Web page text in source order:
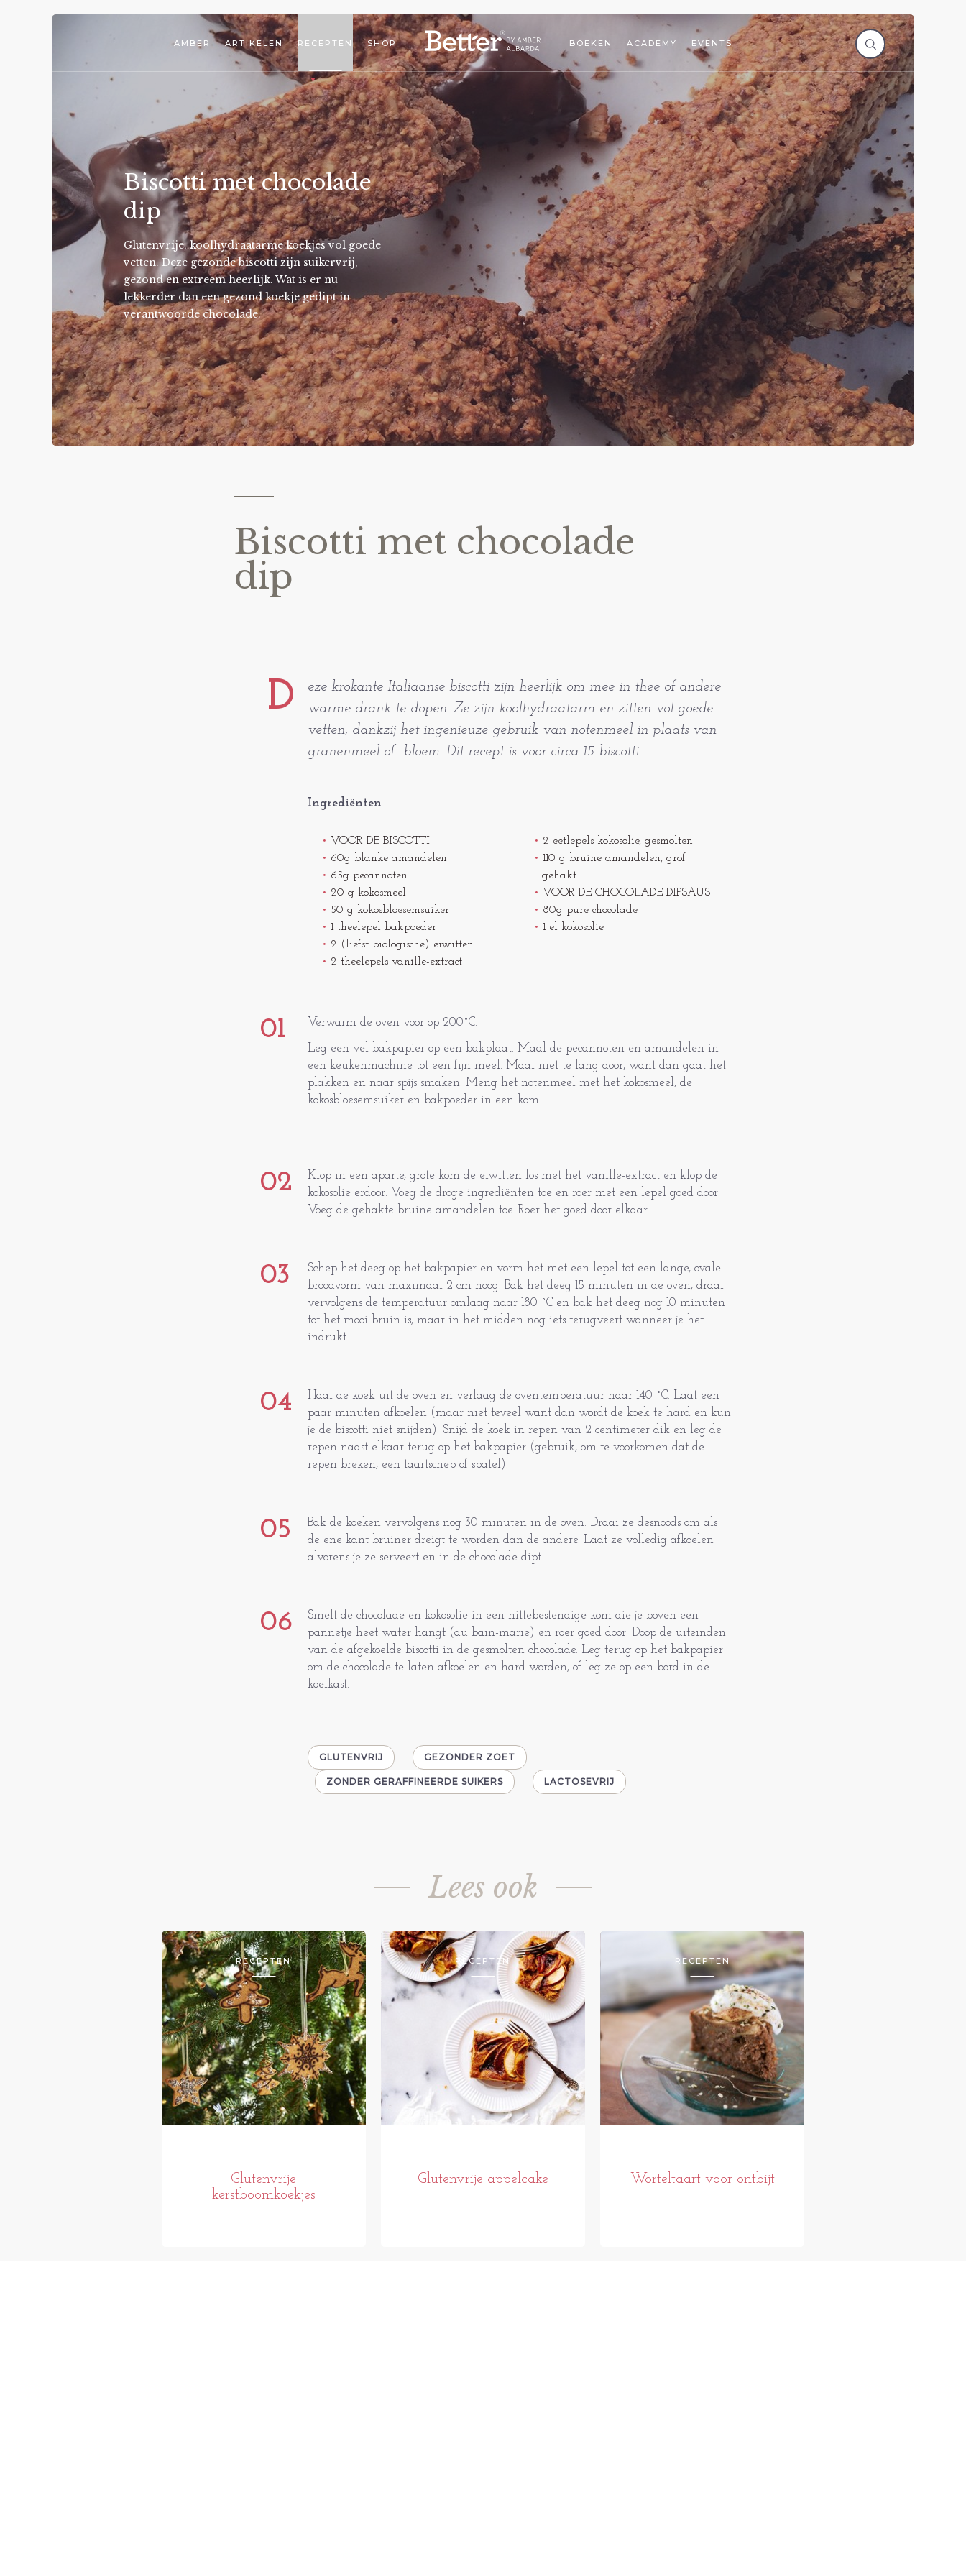
AMBER ARTIKELEN RECEPTEN SHOP BOEKEN ACADEMY EVENTS
Biscotti met chocolade
dip
Glutenvrije, koolhydraatarme koekjes vol goede
vetten. Deze gezonde biscotti zijn suikervrij,
gezond en extreem heerlijk. Wat is er nu
lekkerder dan een gezond koekje gedipt in
verantwoorde chocolade.
Biscotti met chocolade
dip
D
eze krokante Italiaanse biscotti zijn heerlijk om mee in thee of andere
warme drank te dopen. Ze zijn koolhydraatarm en zitten vol goede
vetten, dankzij het ingenieuze gebruik van notenmeel in plaats van
granenmeel of -bloem. Dit recept is voor circa 15 biscotti.
Ingrediënten
VOOR DE BISCOTTI
60g blanke amandelen
65g pecannoten
20 g kokosmeel
50 g kokosbloesemsuiker
1 theelepel bakpoeder
2 (liefst biologische) eiwitten
2 theelepels vanille-extract
2 eetlepels kokosolie, gesmolten
110 g bruine amandelen, grof
gehakt
VOOR DE CHOCOLADE DIPSAUS
80g pure chocolade
1 el kokosolie
01 Verwarm de oven voor op 200˚C.
Leg een vel bakpapier op een bakplaat. Maal de pecannoten en amandelen in
een keukenmachine tot een fijn meel. Maal niet te lang door, want dan gaat het
plakken en naar spijs smaken. Meng het notenmeel met het kokosmeel, de
kokosbloesemsuiker en bakpoeder in een kom.
02
Klop in een aparte, grote kom de eiwitten los met het vanille-extract en klop de
kokosolie erdoor. Voeg de droge ingrediënten toe en roer met een lepel goed door.
Voeg de gehakte bruine amandelen toe. Roer het goed door elkaar.
03
Schep het deeg op het bakpapier en vorm het met een lepel tot een lange, ovale
broodvorm van maximaal 2 cm hoog. Bak het deeg 15 minuten in de oven, draai
vervolgens de temperatuur omlaag naar 180 ˚C en bak het deeg nog 10 minuten
tot het mooi bruin is, maar in het midden nog iets terugveert wanneer je het
indrukt.
04
Haal de koek uit de oven en verlaag de oventemperatuur naar 140 ˚C. Laat een
paar minuten afkoelen (maar niet teveel want dan wordt de koek te hard en kun
je de biscotti niet snijden). Snijd de koek in repen van 2 centimeter dik en leg de
repen naast elkaar terug op het bakpapier (gebruik, om te voorkomen dat de
repen breken, een taartschep of spatel).
05
Bak de koeken vervolgens nog 30 minuten in de oven. Draai ze desnoods om als
de ene kant bruiner dreigt te worden dan de andere. Laat ze volledig afkoelen
alvorens je ze serveert en in de chocolade dipt.
06
Smelt de chocolade en kokosolie in een hittebestendige kom die je boven een
pannetje heet water hangt (au bain-marie) en roer goed door. Doop de uiteinden
van de afgekoelde biscotti in de gesmolten chocolade. Leg terug op het bakpapier
om de chocolade te laten afkoelen en hard worden, of leg ze op een bord in de
koelkast.
GLUTENVRIJ GEZONDER ZOET
ZONDER GERAFFINEERDE SUIKERS LACTOSEVRIJ
Lees ook
RECEPTEN
Glutenvrije
kerstboomkoekjes
RECEPTEN
Glutenvrije appelcake
RECEPTEN
Worteltaart voor ontbijt